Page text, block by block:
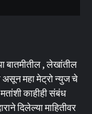
बातमीतील , लेखांतील
असून महा मेट्रो न्युज चे
काहीही संबंध
दिलेल्या माहितीवर